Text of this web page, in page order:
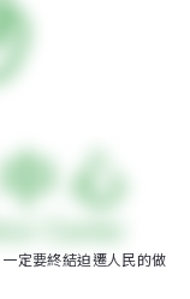
定要終結迫遷人民的做